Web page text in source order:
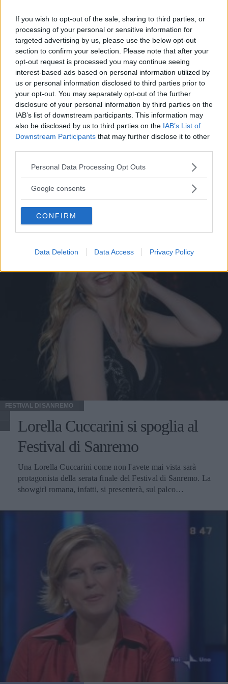
If you wish to opt-out of the sale, sharing to third parties, or
processing of your personal or sensitive information for
targeted advertising by us, please use the below opt-out
section to confirm your selection. Please note that after your
opt-out request is processed you may continue seeing
interest-based ads based on personal information utilized by
us or personal information disclosed to third parties prior to
your opt-out. You may separately opt-out of the further
disclosure of your personal information by third parties on the
IAB’s list of downstream participants. This information may
also be disclosed by us to third parties on the IAB’s List of
Downstream Participants that may further disclose it to other
Please note that this website/app uses one or more Google
not limited to your visit or usage behaviour. You may click to
use your data for below specified purposes in below Google
consent section.
Personal Data Processing Opt Outs
Google consents
CONFIRM
Data Deletion Data Access Privacy Policy
trash o nefandezze venga arruolato per alzare gli indici di
ascolto. Ma nel caso di Busi non si può soprassedere. Ha
detto che la pedofilia non è un reato e deve assumersi le
proprie responsabilità, così come la RAI deve dare conto
all'azionista di maggioranza, cioè il popolo che paga il
canone obbligatoriamente. Ci aspettiamo una presa di
posizione da parte della RAI. Ne abbiamo il diritto. Non è
da meno Antonio Marziale, presidente dell'Osservatorio
sui diritti dei minori, che afferma: Continuiamo
incessantemente a ricevere vibrate proteste contro la
permanenza dello scrittore Aldo Busi all'Isola dei Famosi,
a causa delle dichiarazioni pro-pedofilia rese anni or sono
che fa quadrato intorno alla difesa dei bambini rispetto a
un reato che Busi ha inequivocabilmente assolto. Non è
accettabile che un apologeta diventi modello di riferimento
consistono le dichiarazioni scioccanti di Busi? Qui sotto i
video incriminati.
FESTIVAL DI SANREMO
Lorella Cuccarini si spoglia al
Festival di Sanremo
Una Lorella Cuccarini come non l'avete mai vista sarà
protagonista della serata finale del Festival di Sanremo. La
showgirl romana, infatti, si presenterà, sul palco
coreografia tratta dal musical "Il pianeta proibito" di Bob
Carlton, curato nella versione italiana da Luca Tommasini.
La più amata dagli italiani, con la sua esibizione, tenterà di
risollevare gli ascolti in calo delle ultime edizioni della
sembra essere una risposta, non tanto velata, al trash
imperante delle varie trasmissioni della TV italiana, delle
quali Lorella aveva parlato in questi giorni con una certa
vena polemica: Inutile negare che ci abbiamo giocato
sopra ma non vedo lo scandalo. Si vede di tutto e io stessa
in 25 anni di carriera ho fatto balli provocanti. La mia
scena di nudo dura sei minuti, sulle note di "Fever". Tutti
si chiedono: la chitarra che mi copre davanti, come si
tiene? E dietro sono nuda? Vedrete! Luca Tommassini,
internazionale, è entusiasta del fatto che il suo spettacolo